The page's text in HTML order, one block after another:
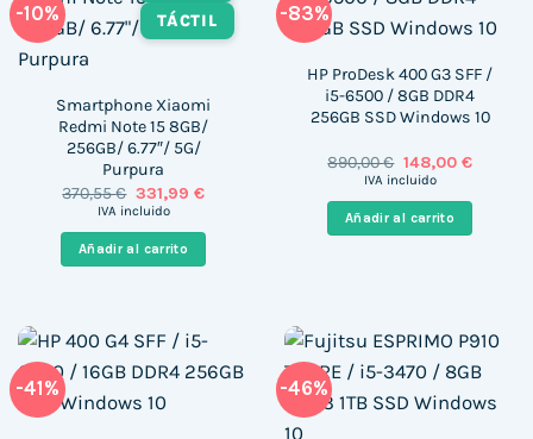
-10%
TÁCTIL
Smartphone Xiaomi
Redmi Note 15 8GB/
256GB/ 6.77″/ 5G/
Purpura
370,55€ El
precio
era:
370,55 €.
331,99 €El
es:
331,99 €.
IVA incluido
Añadir al carrito
-83%
HP ProDesk 400 G3 SFF /
i5-6500 / 8GB DDR4
256GB SSD Windows 10
890,00€ El
precio
era:
890,00 €.
148,00 €El
es:
148,00
IVA incluido
Añadir al carrito
-41% -46%